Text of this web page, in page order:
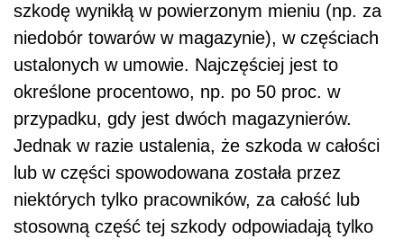
szkodę wynikłą w powierzonym mieniu (np. za
niedobór towarów w magazynie), w częściach
ustalonych w umowie. Najczęściej jest to
określone procentowo, np. po 50 proc. w
przypadku, gdy jest dwóch magazynierów.
Jednak w razie ustalenia, że szkoda w całości
lub w części spowodowana została przez
niektórych tylko pracowników, za całość lub
stosowną część tej szkody odpowiadają tylko